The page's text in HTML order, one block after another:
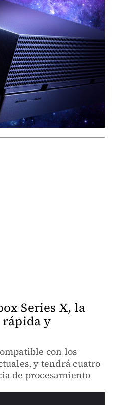
Series X, la
rápida y
con los
y tendrá cuatro
de procesamiento